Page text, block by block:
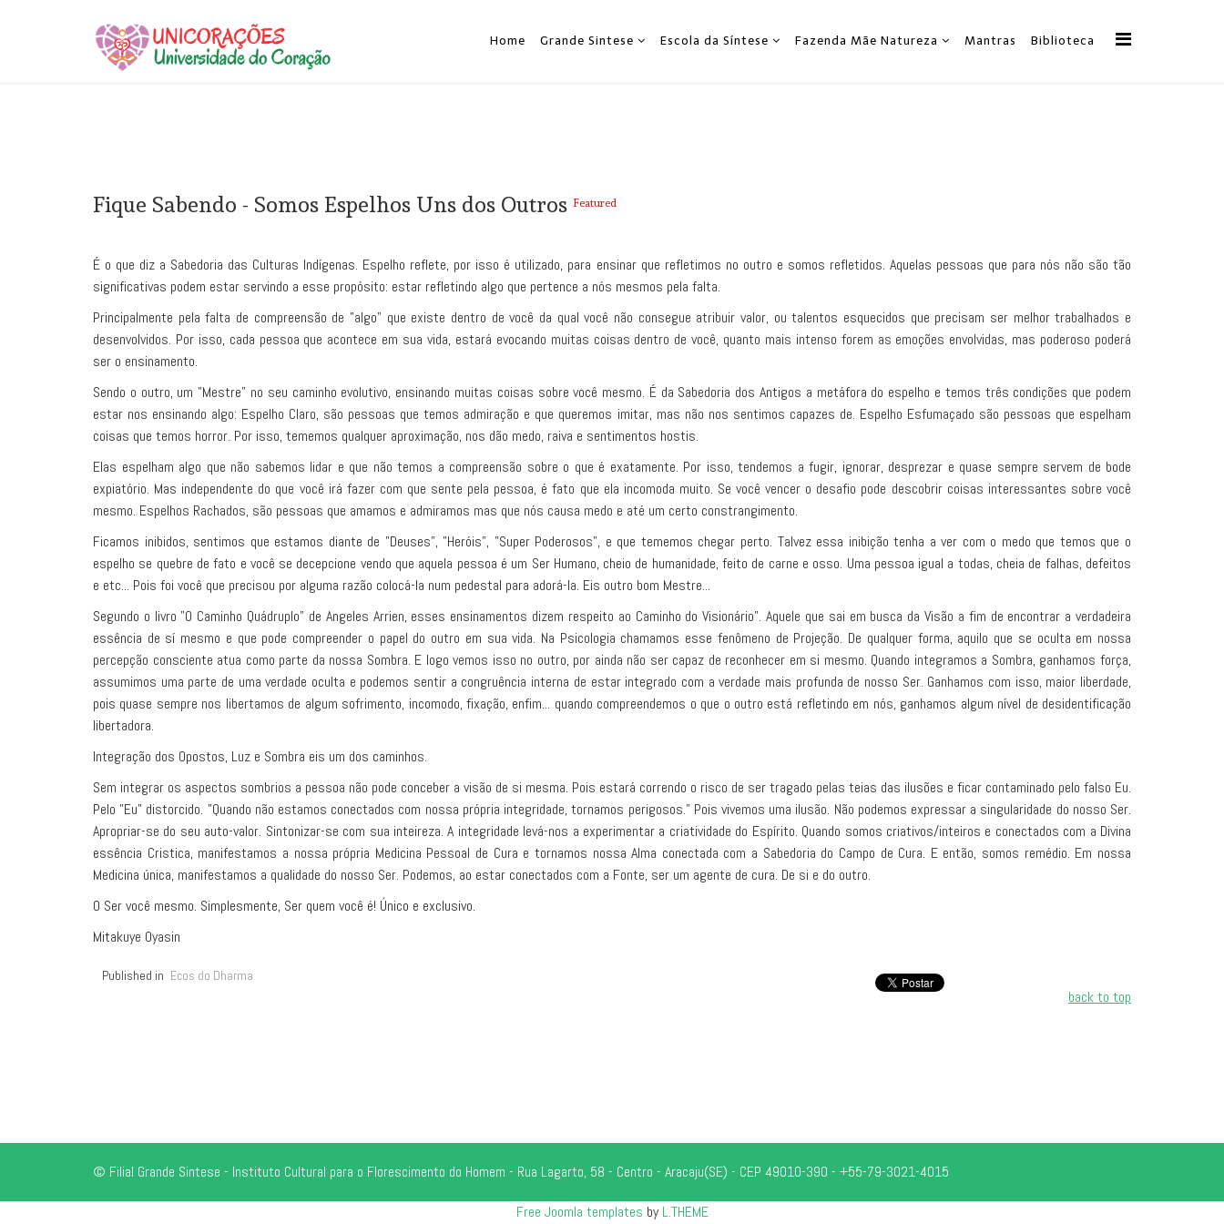
Home Grande Sintese Escola da Síntese Fazenda Mãe Natureza Mantras Biblioteca
Fique Sabendo - Somos Espelhos Uns dos Outros Featured
É o que diz a Sabedoria das Culturas Indígenas. Espelho reflete, por isso é utilizado, para ensinar que refletimos no outro e somos refletidos. Aquelas pessoas que para nós não são tão
significativas podem estar servindo a esse propósito: estar refletindo algo que pertence a nós mesmos pela falta.
Principalmente pela falta de compreensão de "algo" que existe dentro de você da qual você não consegue atribuir valor, ou talentos esquecidos que precisam ser melhor trabalhados e
desenvolvidos. Por isso, cada pessoa que acontece em sua vida, estará evocando muitas coisas dentro de você, quanto mais intenso forem as emoções envolvidas, mas poderoso poderá
ser o ensinamento.
Sendo o outro, um "Mestre" no seu caminho evolutivo, ensinando muitas coisas sobre você mesmo. É da Sabedoria dos Antigos a metáfora do espelho e temos três condições que podem
estar nos ensinando algo: Espelho Claro, são pessoas que temos admiração e que queremos imitar, mas não nos sentimos capazes de. Espelho Esfumaçado são pessoas que espelham
coisas que temos horror. Por isso, tememos qualquer aproximação, nos dão medo, raiva e sentimentos hostis.
Elas espelham algo que não sabemos lidar e que não temos a compreensão sobre o que é exatamente. Por isso, tendemos a fugir, ignorar, desprezar e quase sempre servem de bode
expiatório. Mas independente do que você irá fazer com que sente pela pessoa, é fato que ela incomoda muito. Se você vencer o desafio pode descobrir coisas interessantes sobre você
mesmo. Espelhos Rachados, são pessoas que amamos e admiramos mas que nós causa medo e até um certo constrangimento.
Ficamos inibidos, sentimos que estamos diante de "Deuses", "Heróis", "Super Poderosos", e que tememos chegar perto. Talvez essa inibição tenha a ver com o medo que temos que o
espelho se quebre de fato e você se decepcione vendo que aquela pessoa é um Ser Humano, cheio de humanidade, feito de carne e osso. Uma pessoa igual a todas, cheia de falhas, defeitos
e etc... Pois foi você que precisou por alguma razão colocá-la num pedestal para adorá-la. Eis outro bom Mestre...
Segundo o livro "O Caminho Quádruplo" de Angeles Arrien, esses ensinamentos dizem respeito ao Caminho do Visionário". Aquele que sai em busca da Visão a fim de encontrar a verdadeira
essência de sí mesmo e que pode compreender o papel do outro em sua vida. Na Psicologia chamamos esse fenômeno de Projeção. De qualquer forma, aquilo que se oculta em nossa
percepção consciente atua como parte da nossa Sombra. E logo vemos isso no outro, por ainda não ser capaz de reconhecer em si mesmo. Quando integramos a Sombra, ganhamos força,
assumimos uma parte de uma verdade oculta e podemos sentir a congruência interna de estar integrado com a verdade mais profunda de nosso Ser. Ganhamos com isso, maior liberdade,
pois quase sempre nos libertamos de algum sofrimento, incomodo, fixação, enfim... quando compreendemos o que o outro está refletindo em nós, ganhamos algum nível de desidentificação
libertadora.
Integração dos Opostos, Luz e Sombra eis um dos caminhos.
Sem integrar os aspectos sombrios a pessoa não pode conceber a visão de si mesma. Pois estará correndo o risco de ser tragado pelas teias das ilusões e ficar contaminado pelo falso Eu.
Pelo "Eu" distorcido. "Quando não estamos conectados com nossa própria integridade, tornamos perigosos." Pois vivemos uma ilusão. Não podemos expressar a singularidade do nosso Ser.
Apropriar-se do seu auto-valor. Sintonizar-se com sua inteireza. A integridade levá-nos a experimentar a criatividade do Espírito. Quando somos criativos/inteiros e conectados com a Divina
essência Cristica, manifestamos a nossa própria Medicina Pessoal de Cura e tornamos nossa Alma conectada com a Sabedoria do Campo de Cura. E então, somos remédio. Em nossa
Medicina única, manifestamos a qualidade do nosso Ser. Podemos, ao estar conectados com a Fonte, ser um agente de cura. De si e do outro.
O Ser você mesmo. Simplesmente, Ser quem você é! Único e exclusivo.
Mitakuye Oyasin
Published in Ecos do Dharma
back to top
© Filial Grande Sintese - Instituto Cultural para o Florescimento do Homem - Rua Lagarto, 58 - Centro - Aracaju(SE) - CEP 49010-390 - +55-79-3021-4015
Free Joomla templates byL.THEME